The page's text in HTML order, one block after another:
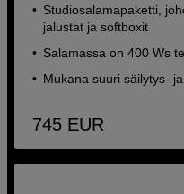
Studiosalamapaketti,
jalustat ja softboxit
Salamassa on 400 Ws
Mukana suuri säilytys-
745 EUR